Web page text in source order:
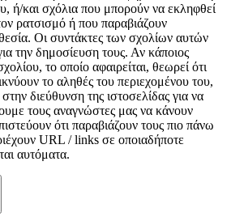
ή/και σχόλια που μπορούν να εκληφθεί
ρατσισμό ή που παραβιάζουν
Οι συντάκτες των σχολίων αυτών
την δημοσίευση τους. Αν κάποιος
το οποίο αφαιρείται, θεωρεί ότι
το αληθές του περιεχομένου του,
διεύθυνση της ιστοσελίδας για να
τους αναγνώστες μας να κάνουν
ότι παραβιάζουν τους πιο πάνω
URL / links σε οποιαδήποτε
αυτόματα.